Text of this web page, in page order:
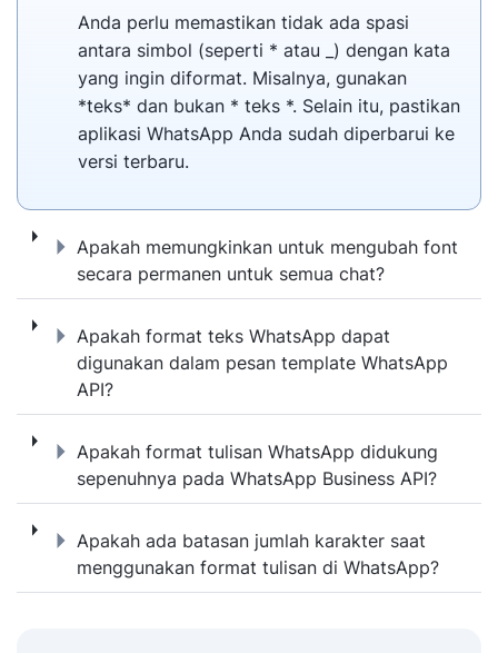
Anda perlu memastikan tidak ada spasi
antara simbol (seperti * atau _) dengan kata
yang ingin diformat. Misalnya, gunakan
*teks* dan bukan * teks *. Selain itu, pastikan
aplikasi WhatsApp Anda sudah diperbarui ke
versi terbaru.
Apakah memungkinkan untuk mengubah font
secara permanen untuk semua chat?
Apakah memungkinkan untuk mengubah
Apakah format teks WhatsApp dapat
digunakan dalam pesan template WhatsApp
API?
Apakah format teks WhatsApp dapat
Apakah format tulisan WhatsApp didukung
sepenuhnya pada WhatsApp Business API?
Apakah format tulisan WhatsApp
Apakah ada batasan jumlah karakter saat
menggunakan format tulisan di WhatsApp?
Apakah ada batasan jumlah karakter saat